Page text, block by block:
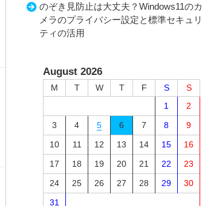
のぞき見防止は大丈夫？Windows11のカ
メラのプライバシー設定と標準セキュリ
ティの活用
August 2026
M T W T F S
S
1
2
3
4 5 6 7 8
9
10
11 12 13 14 15
16
17
18 19 20 21 22
23
24
25 26 27 28 29
30
31